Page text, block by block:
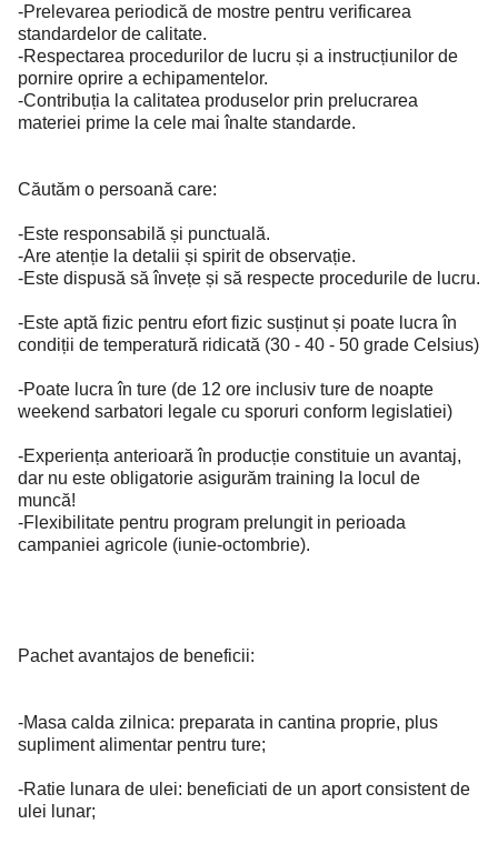
-Prelevarea periodică de mostre pentru verificarea
standardelor de calitate.
-Respectarea procedurilor de lucru și a instrucțiunilor de
pornire oprire a echipamentelor.
-Contribuția la calitatea produselor prin prelucrarea
materiei prime la cele mai înalte standarde.
Căutăm o persoană care:
-Este responsabilă și punctuală.
-Are atenție la detalii și spirit de observație.
-Este dispusă să învețe și să respecte procedurile de lucru.
-Este aptă fizic pentru efort fizic susținut și poate lucra în
condiții de temperatură ridicată (30 - 40 - 50 grade Celsius)
-Poate lucra în ture (de 12 ore inclusiv ture de noapte
weekend sarbatori legale cu sporuri conform legislatiei)
-Experiența anterioară în producție constituie un avantaj,
dar nu este obligatorie asigurăm training la locul de
muncă!
-Flexibilitate pentru program prelungit in perioada
campaniei agricole (iunie-octombrie).
Pachet avantajos de beneficii:
-Masa calda zilnica: preparata in cantina proprie, plus
supliment alimentar pentru ture;
-Ratie lunara de ulei: beneficiati de un aport consistent de
ulei lunar;